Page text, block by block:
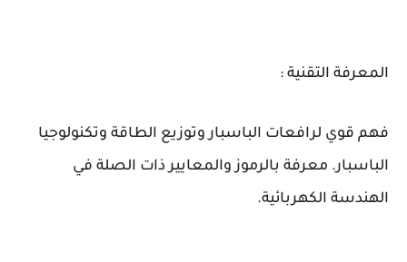
المعرفة التقنية :
فهم قوي لرافعات الباسبار وتوزيع الطاقة وتكنولوجيا
الباسبار. معرفة بالرموز والمعايير ذات الصلة في
الهندسة الكهربائية.